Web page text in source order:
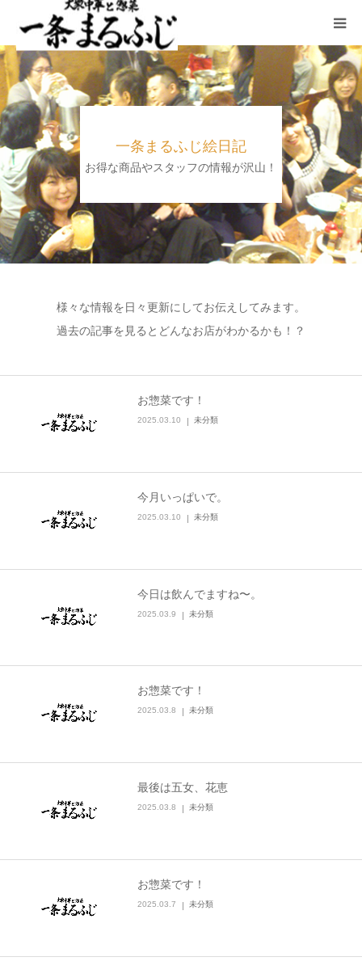
一条まるふじ絵日記
お得な商品やスタッフの情報が沢山！
様々な情報を日々更新にしてお伝えしてみます。
過去の記事を見るとどんなお店がわかるかも！？
お惣菜です！
2025.03.10 未分類
今月いっぱいで。
2025.03.10 未分類
今日は飲んでますね〜。
2025.03.9 未分類
お惣菜です！
2025.03.8 未分類
最後は五女、花恵
2025.03.8 未分類
お惣菜です！
2025.03.7 未分類
HOME
まるふじ絵日記
夜メニュー
宴会
ランチ
採用情報